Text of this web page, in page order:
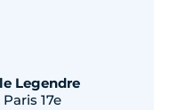
Legendre
17e